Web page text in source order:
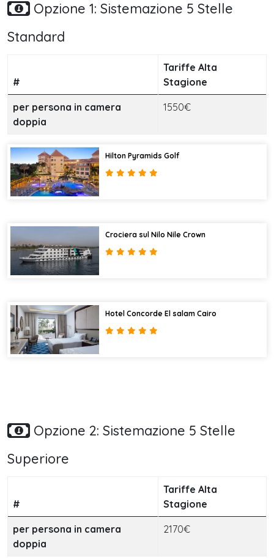
Opzione 1: Sistemazione 5 Stelle
Standard
#
Tariffe Alta
Stagione
per persona in camera
doppia
1550€
Hilton Pyramids Golf
Crociera sul Nilo Nile Crown
Hotel Concorde El salam Cairo
Opzione 2: Sistemazione 5 Stelle
Superiore
#
Tariffe Alta
Stagione
per persona in camera
doppia
2170€